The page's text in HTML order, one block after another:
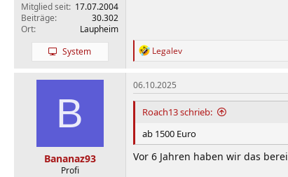
Mitglied seit 17.07.2004
Beiträge
30.302
Ort
Laupheim
System
R
k
t
i
o
e
:
Legalev
B
Bananaz93
Profi
06.10.2025
Roach13 schrieb:
ab 1500 Euro
Vor 6 Jahren haben wir das